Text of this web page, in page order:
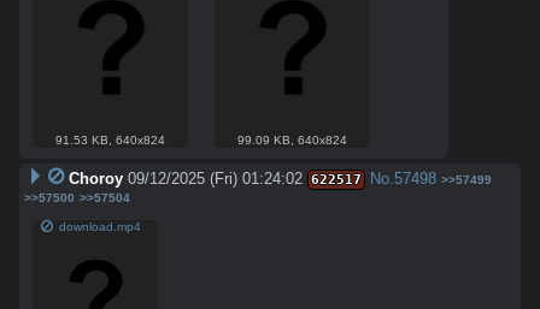
91.53 KB,640x824 99.09 KB, 640x824
Choroy 09/12/2025 (Fri) 01:24:02 622517 No. 57498 >>57499
>>57500 >>57504
download.mp4